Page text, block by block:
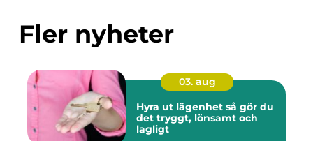
Fler nyheter
03. aug
Hyra ut lägenhet så gör du
det tryggt, lönsamt och
lagligt